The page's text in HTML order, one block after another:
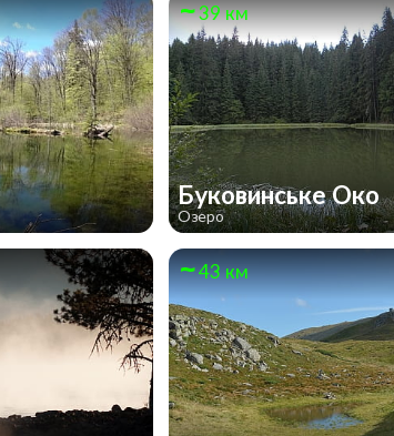
39 км
Буковинське Око
Озеро
43 км